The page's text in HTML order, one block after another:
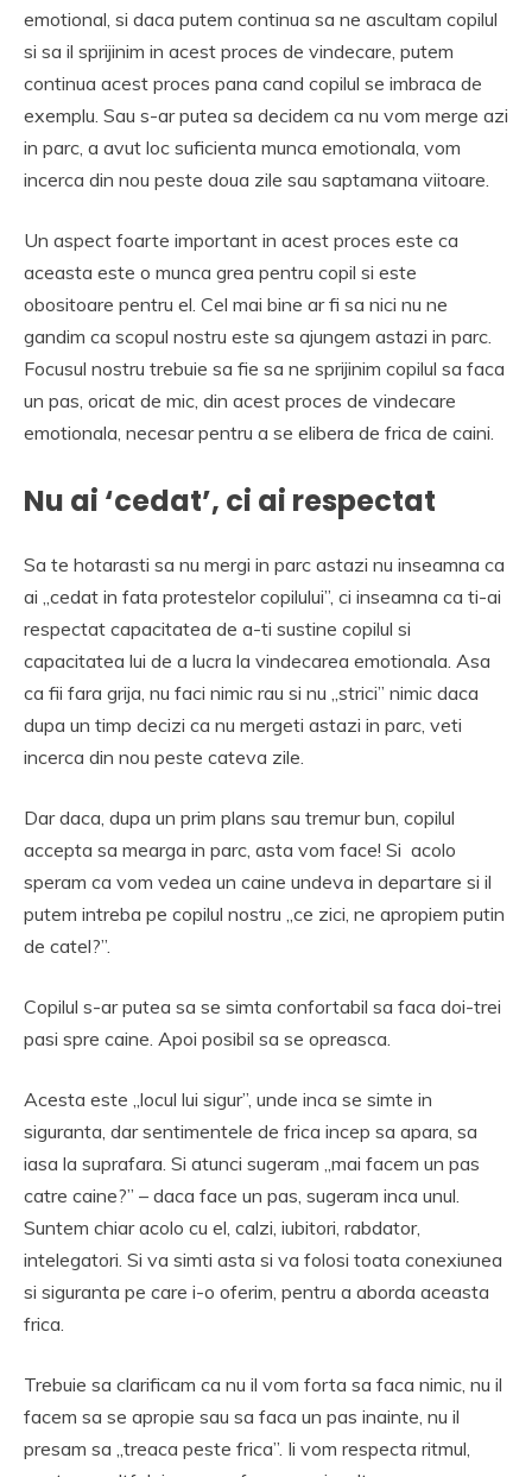
emotional, si daca putem continua sa ne ascultam copilul
si sa il sprijinim in acest proces de vindecare, putem
continua acest proces pana cand copilul se imbraca de
exemplu. Sau s-ar putea sa decidem ca nu vom merge azi
in parc, a avut loc suficienta munca emotionala, vom
incerca din nou peste doua zile sau saptamana viitoare.
Un aspect foarte important in acest proces este ca
aceasta este o munca grea pentru copil si este
obositoare pentru el. Cel mai bine ar fi sa nici nu ne
gandim ca scopul nostru este sa ajungem astazi in parc.
Focusul nostru trebuie sa fie sa ne sprijinim copilul sa faca
un pas, oricat de mic, din acest proces de vindecare
emotionala, necesar pentru a se elibera de frica de caini.
Nu ai ‘cedat’, ci ai respectat
Sa te hotarasti sa nu mergi in parc astazi nu inseamna ca
ai „cedat in fata protestelor copilului”, ci inseamna ca ti-ai
respectat capacitatea de a-ti sustine copilul si
capacitatea lui de a lucra la vindecarea emotionala. Asa
ca fii fara grija, nu faci nimic rau si nu „strici” nimic daca
dupa un timp decizi ca nu mergeti astazi in parc, veti
incerca din nou peste cateva zile.
Dar daca, dupa un prim plans sau tremur bun, copilul
accepta sa mearga in parc, asta vom face! Si acolo
speram ca vom vedea un caine undeva in departare si il
putem intreba pe copilul nostru „ce zici, ne apropiem putin
de catel?”.
Copilul s-ar putea sa se simta confortabil sa faca doi-trei
pasi spre caine. Apoi posibil sa se opreasca.
Acesta este „locul lui sigur”, unde inca se simte in
siguranta, dar sentimentele de frica incep sa apara, sa
iasa la suprafara. Si atunci sugeram „mai facem un pas
catre caine?” – daca face un pas, sugeram inca unul.
Suntem chiar acolo cu el, calzi, iubitori, rabdator,
intelegatori. Si va simti asta si va folosi toata conexiunea
si siguranta pe care i-o oferim, pentru a aborda aceasta
frica.
Trebuie sa clarificam ca nu il vom forta sa faca nimic, nu il
facem sa se apropie sau sa faca un pas inainte, nu il
presam sa „treaca peste frica”. Ii vom respecta ritmul,